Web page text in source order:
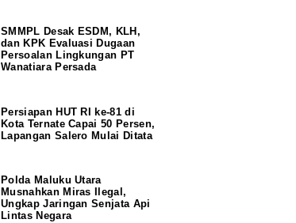
SMMPL Desak ESDM, KLH,
dan KPK Evaluasi Dugaan
Persoalan Lingkungan PT
Wanatiara Persada
Persiapan HUT RI ke-81 di
Kota Ternate Capai 50 Persen,
Lapangan Salero Mulai Ditata
Polda Maluku Utara
Musnahkan Miras Ilegal,
Ungkap Jaringan Senjata Api
Lintas Negara